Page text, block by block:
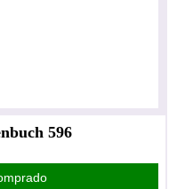
596
Política de privacidad